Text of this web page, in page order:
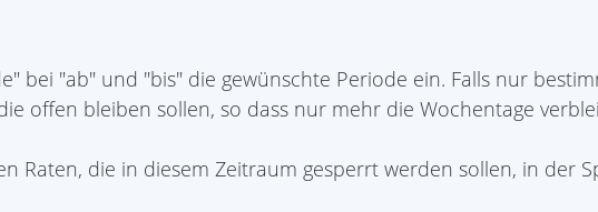
bei "ab" und "bis" die gewünschte Periode ein. Falls nur
offen bleiben sollen, so dass nur mehr die Wochentage
Raten, die in diesem Zeitraum gesperrt werden sollen, in der